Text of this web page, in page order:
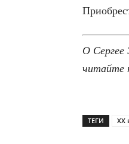
О Сер­гее
читай­те
ТЕГИ XX